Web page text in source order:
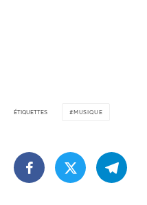
ÉTIQUETTES MUSIQUE